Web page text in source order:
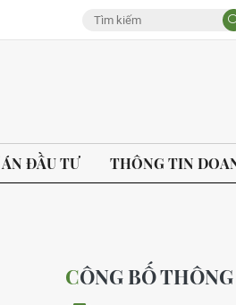
ÁN ĐẦU TƯ THÔNG TIN
CÔNG BỐ